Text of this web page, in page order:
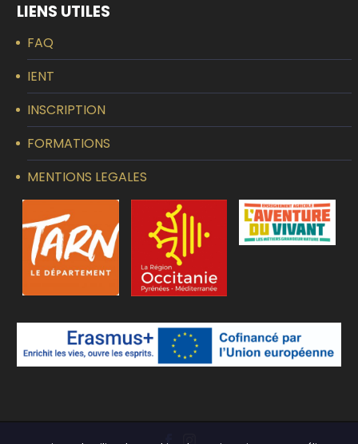
LIENS UTILES
FAQ
IENT
INSCRIPTION
FORMATIONS
MENTIONS LEGALES